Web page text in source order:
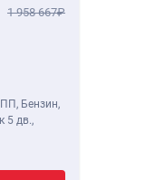
1 958 667
Бензин,
5 дв.,